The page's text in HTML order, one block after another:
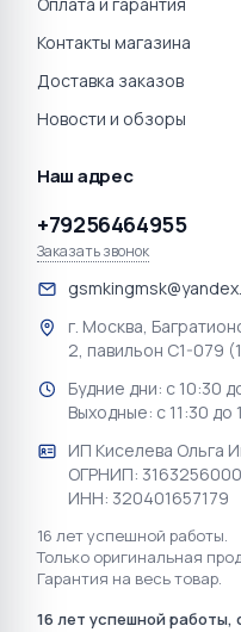
Контакты магазина
Доставка заказов
Новости и обзоры
Наш адрес
+79256464955
Заказать звонок
г. Москва,
2, павильон С1-079
Будние дни: с 10:30
Выходные: с 11:30 до
ИП Киселева Ольга
ОГРНИП:
ИНН: 320401657179
16 лет успешной работы.
Только оригинальная
Гарантия на весь товар.
16 лет успешной работы,